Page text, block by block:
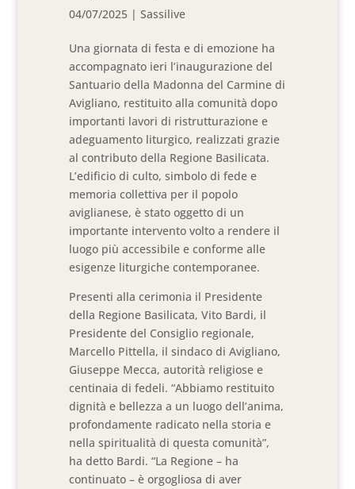
04/07/2025 |Sassilive
Una giornata di festa e di emozione ha
accompagnato ieri l’inaugurazione del
Santuario della Madonna del Carmine di
Avigliano, restituito alla comunità dopo
importanti lavori di ristrutturazione e
adeguamento liturgico, realizzati grazie
al contributo della Regione Basilicata.
L’edificio di culto, simbolo di fede e
memoria collettiva per il popolo
aviglianese, è stato oggetto di un
importante intervento volto a rendere il
luogo più accessibile e conforme alle
esigenze liturgiche contemporanee.
Presenti alla cerimonia il Presidente
della Regione Basilicata, Vito Bardi, il
Presidente del Consiglio regionale,
Marcello Pittella, il sindaco di Avigliano,
Giuseppe Mecca, autorità religiose e
centinaia di fedeli. “Abbiamo restituito
dignità e bellezza a un luogo dell’anima,
profondamente radicato nella storia e
nella spiritualità di questa comunità”,
ha detto Bardi. “La Regione – ha
continuato – è orgogliosa di aver